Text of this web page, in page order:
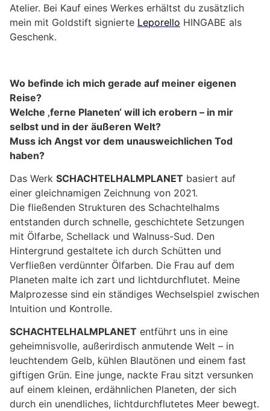
Atelier. Bei Kauf eines Werkes erhältst du zusätzlich
mein mit Goldstift signierte Leporello HINGABE als
Geschenk.
Wo befinde ich mich gerade auf meiner eigenen
Reise?
Welche ‚ferne Planeten‘ will ich erobern – in mir
selbst und in der äußeren Welt?
Muss ich Angst vor dem unausweichlichen Tod
haben?
Das Werk SCHACHTELHALMPLANET basiert auf
einer gleichnamigen Zeichnung von 2021.
Die fließenden Strukturen des Schachtelhalms
entstanden durch schnelle, geschichtete Setzungen
mit Ölfarbe, Schellack und Walnuss-Sud. Den
Hintergrund gestaltete ich durch Schütten und
Verfließen verdünnter Ölfarben. Die Frau auf dem
Planeten malte ich zart und lichtdurchflutet. Meine
Malprozesse sind ein ständiges Wechselspiel zwischen
Intuition und Kontrolle.
SCHACHTELHALMPLANET entführt uns in eine
geheimnisvolle, außerirdisch anmutende Welt – in
leuchtendem Gelb, kühlen Blautönen und einem fast
giftigen Grün. Eine junge, nackte Frau sitzt versunken
auf einem kleinen, erdähnlichen Planeten, der sich
durch ein unendliches, lichtdurchflutetes Meer bewegt.